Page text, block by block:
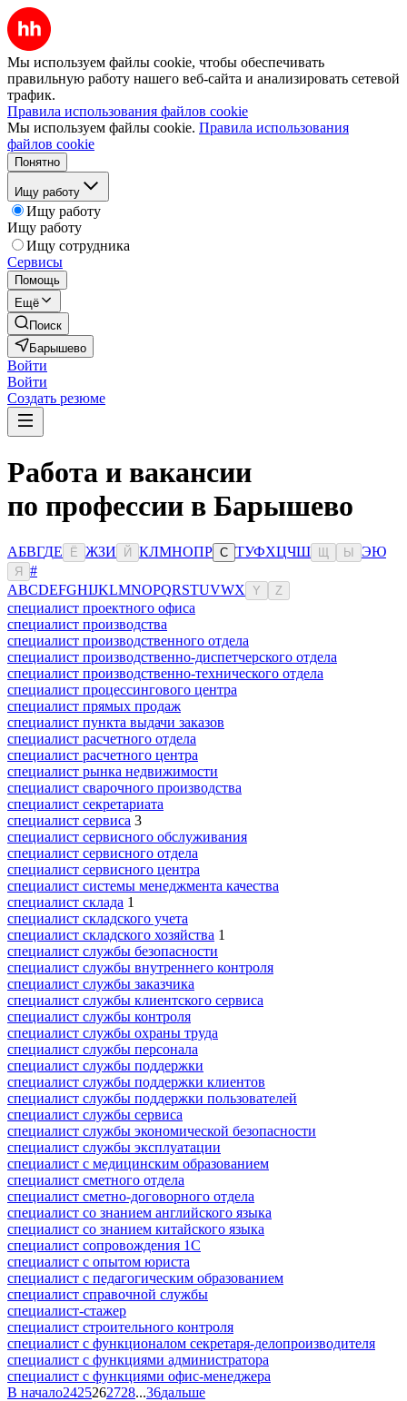
Мы используем файлы cookie, чтобы обеспечивать
правильную работу нашего веб-сайта и анализировать сетевой
трафик.
Правила использования файлов cookie
Мы используем файлы cookie. Правила использования
файлов cookie
Понятно
Ищу работу
Ищу работу
Ищу работу
Ищу сотрудника
Сервисы
Помощь
Ещё
Поиск
Барышево
Войти
Войти
Создать резюме
Работа и вакансии
по профессии в Барышево
АБВГДЕ Ё ЖЗИ Й КЛМНОПР С ТУФХЦЧШ Ы ЭЮ
Я
#
ABCDEFGHIJKLMNOPQRSTUVWX Y Z
специалист проектного офиса
специалист производства
специалист производственного отдела
специалист производственно-диспетчерского отдела
специалист производственно-технического отдела
специалист процессингового центра
специалист прямых продаж
специалист пункта выдачи заказов
специалист расчетного отдела
специалист расчетного центра
специалист рынка недвижимости
специалист сварочного производства
специалист секретариата
специалист сервиса 3
специалист сервисного обслуживания
специалист сервисного отдела
специалист сервисного центра
специалист системы менеджмента качества
специалист склада 1
специалист складского учета
специалист складского хозяйства 1
специалист службы безопасности
специалист службы внутреннего контроля
специалист службы заказчика
специалист службы клиентского сервиса
специалист службы контроля
специалист службы охраны труда
специалист службы персонала
специалист службы поддержки
специалист службы поддержки клиентов
специалист службы поддержки пользователей
специалист службы сервиса
специалист службы экономической безопасности
специалист службы эксплуатации
специалист с медицинским образованием
специалист сметного отдела
специалист сметно-договорного отдела
специалист со знанием английского языка
специалист со знанием китайского языка
специалист сопровождения 1С
специалист с опытом юриста
специалист с педагогическим образованием
специалист справочной службы
специалист-стажер
специалист строительного контроля
специалист с функционалом секретаря-делопроизводителя
специалист с функциями администратора
специалист с функциями офис-менеджера
В начало2425262728...36дальше